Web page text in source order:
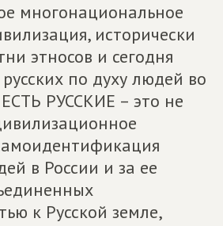
многонациональное
исторически
этносов и сегодня
по духу людей во
РУССКИЕ – это не
в России и за ее
к Русской земле,